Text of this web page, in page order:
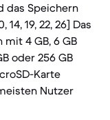
das Speichern
19, 22, 26] Das
mit 4 GB, 6 GB
oder 256 GB
Karte
Nutzer